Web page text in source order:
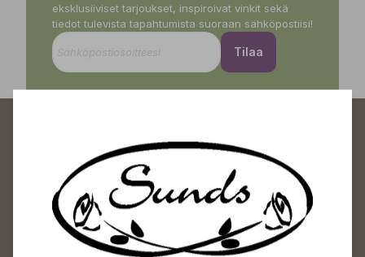
eksklusiiviset tarjoukset, inspiroivat vinkit sekä
tiedot tulevista tapahtumista suoraan sähköpostiisi!
Tilaa
Sundin Puutarhakeskus